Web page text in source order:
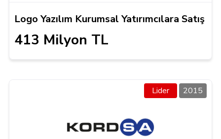
Logo Yazılım Kurumsal Yatırımcılara Satış
413 Milyon TL
Lider 2015